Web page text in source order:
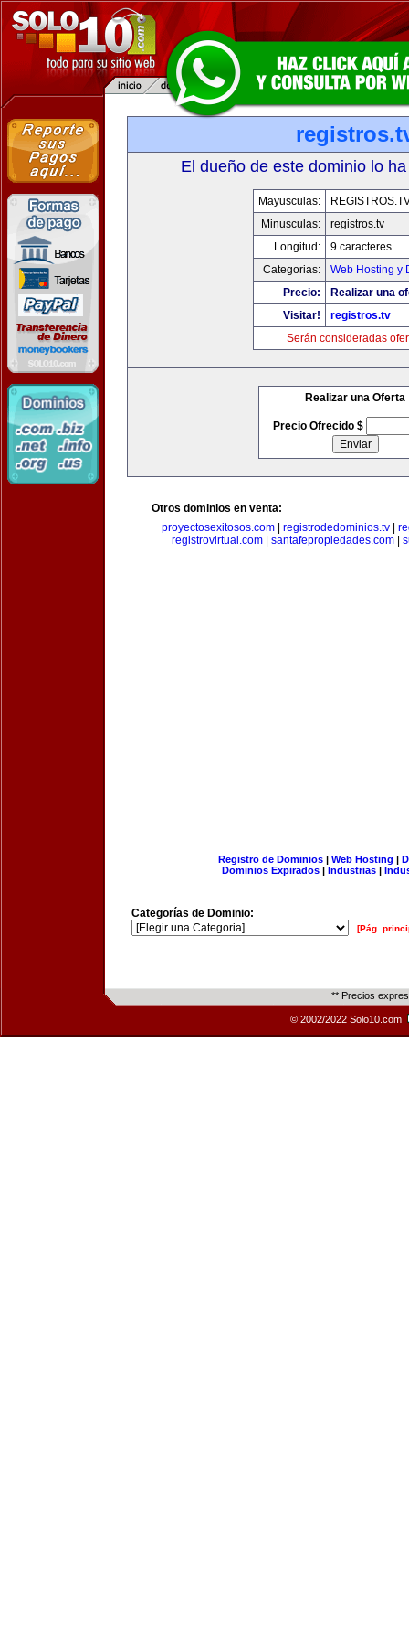
El dueño de este dominio lo
Mayusculas:
Minusculas:
registros.tv
Longitud:
9 caracteres
Categorias:
Web Hosting y
Precio:
Realizar una
Visitar!
registros.tv
Serán consideradas
Realizar una Oferta
Precio Ofrecido $
Otros dominios en venta:
proyectosexitosos.com
registrodedominios.tv
registrovirtual.com
santafepropiedades.com
Registro de Dominios| Web Hosting |
Dominios Expirados | Industrias |
Categorías de Dominio:
[Pág.
** Precios
© 2002/2022 Solo10.com